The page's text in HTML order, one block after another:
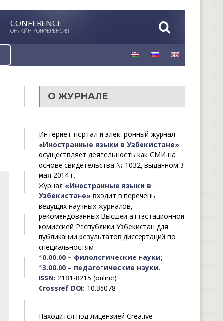
CONFERENCE
ОНЛАЙН КОНФЕРЕНСИЯ
О ЖУРНАЛЕ
Интернет-портал и электронный журнал
«Иностранные языки в Узбекистане»
осуществляет деятельность как СМИ на
основе свидетельства № 1032, выданном 3
мая 2014 г.
Журнал «Иностранные языки в
Узбекистане»входит в перечень
ведущих научных журналов,
рекомендованных Высшей аттестационной
комиссией Республики Узбекистан для
публикации результатов диссертаций по
специальностям
10.00.00 – филологические науки;
13.00.00 – педагогические науки.
ISSN: 2181-8215 (online)
Crossref DOI: 10.36078
Находится под лицензией Creative